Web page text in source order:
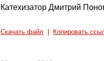
Катехизатор Дмитрий
Скачать файл Копировать